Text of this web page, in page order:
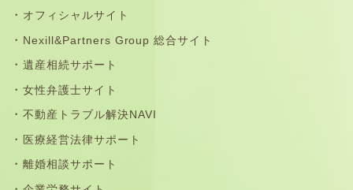
オフィシャルサイト
Nexill&Partners Group 総合サイト
遺産相続サポート
女性弁護士サイト
不動産トラブル解決NAVI
医療経営法律サポート
離婚相談サポート